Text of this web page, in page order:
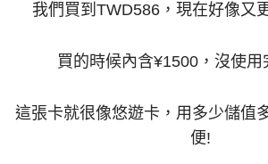
我們買到TWD586，現在好像又
買的時候內含¥1500，沒使用
這張卡就很像悠遊卡，用多少儲值
便!